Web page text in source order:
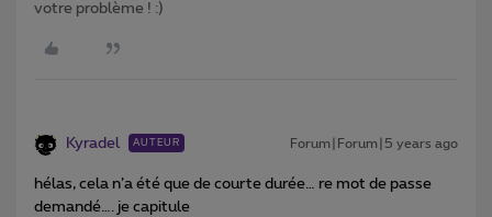
votre problème ! :)
Kyradel AUTEUR Forum|Forum|5 years ago
hélas, cela n’a été que de courte durée… re mot de passe
demandé…. je capitule